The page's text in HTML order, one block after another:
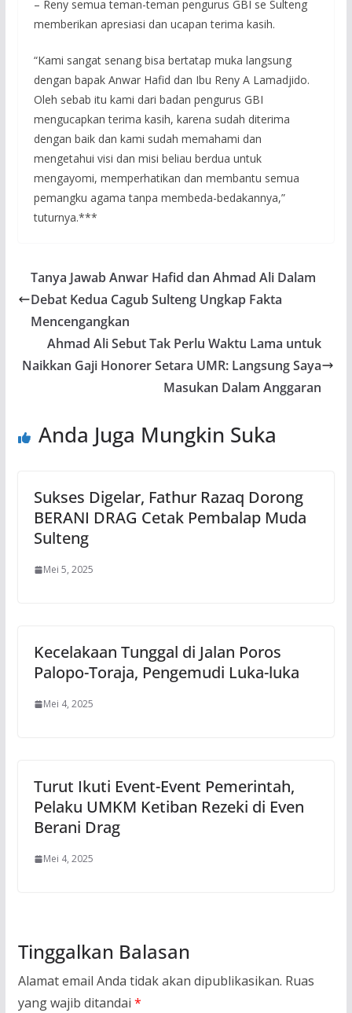
– Reny semua teman-teman pengurus GBI se Sulteng
memberikan apresiasi dan ucapan terima kasih.
“Kami sangat senang bisa bertatap muka langsung
dengan bapak Anwar Hafid dan Ibu Reny A Lamadjido.
Oleh sebab itu kami dari badan pengurus GBI
mengucapkan terima kasih, karena sudah diterima
dengan baik dan kami sudah memahami dan
mengetahui visi dan misi beliau berdua untuk
mengayomi, memperhatikan dan membantu semua
pemangku agama tanpa membeda-bedakannya,”
tuturnya.***
Tanya Jawab Anwar Hafid dan Ahmad Ali Dalam
Debat Kedua Cagub Sulteng Ungkap Fakta
Mencengangkan
Ahmad Ali Sebut Tak Perlu Waktu Lama untuk
Naikkan Gaji Honorer Setara UMR: Langsung Saya
Masukan Dalam Anggaran
Anda Juga Mungkin Suka
Sukses Digelar, Fathur Razaq Dorong
BERANI DRAG Cetak Pembalap Muda
Sulteng
Mei 5, 2025
Kecelakaan Tunggal di Jalan Poros
Palopo-Toraja, Pengemudi Luka-luka
Mei 4, 2025
Turut Ikuti Event-Event Pemerintah,
Pelaku UMKM Ketiban Rezeki di Even
Berani Drag
Mei 4, 2025
Tinggalkan Balasan
Alamat email Anda tidak akan dipublikasikan. Ruas
yang wajib ditandai *